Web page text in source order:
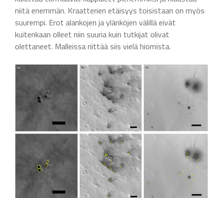
niitä enemmän. Kraatterien etäisyys toisistaan on myös
suurempi. Erot alankojen ja ylänköjen välillä eivät
kuitenkaan olleet niin suuria kuin tutkijat olivat
olettaneet. Malleissa riittää siis vielä hiomista.